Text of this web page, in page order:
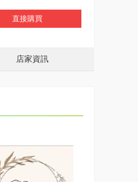
直接購買
店家資訊